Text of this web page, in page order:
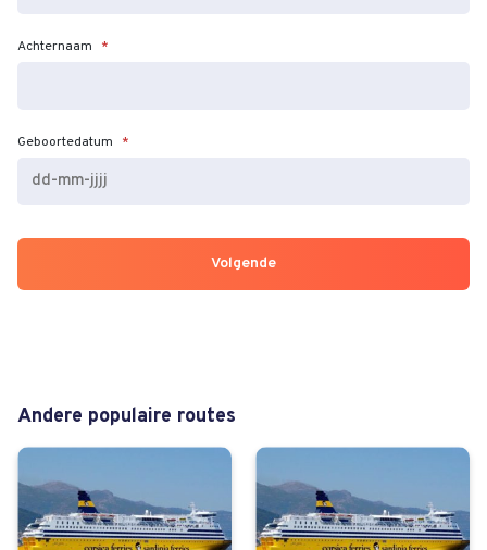
Achternaam *
Geboortedatum *
dash
dash
Andere populaire routes